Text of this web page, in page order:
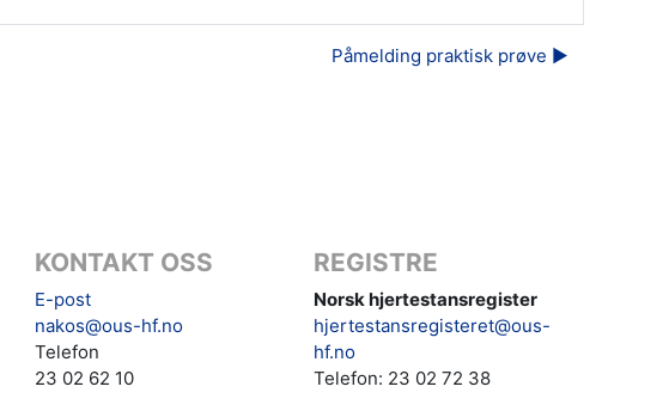
Påmelding praktisk prøve ▶︎
KONTAKT OSS
E-post
nakos@ous-hf.no
Telefon
23 02 62 10
REGISTRE
Norsk hjertestansregister
hjertestansregisteret@ous-
hf.no
Telefon: 23 02 72 38